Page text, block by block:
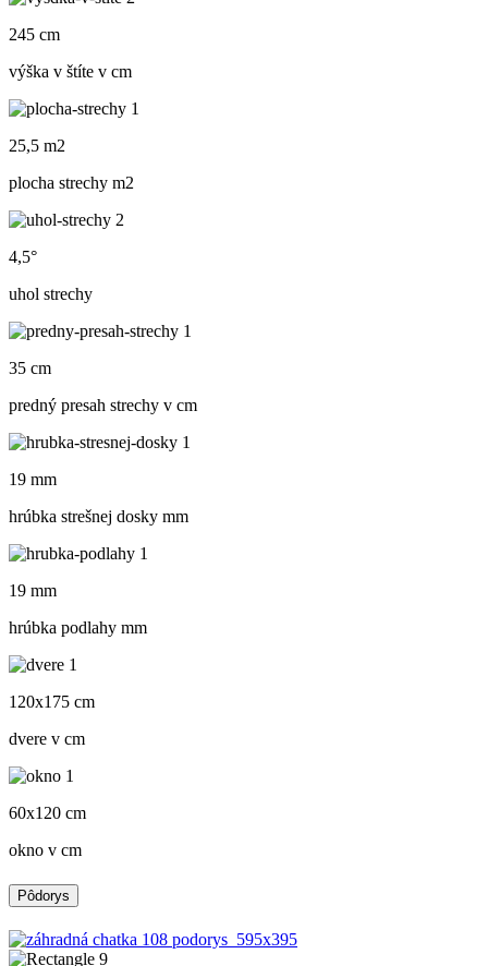
245 cm
výška v štíte v cm
25,5 m2
plocha strechy m2
4,5°
uhol strechy
35 cm
predný presah strechy v cm
19 mm
hrúbka strešnej dosky mm
19 mm
hrúbka podlahy mm
120x175 cm
dvere v cm
60x120 cm
okno v cm
Pôdorys